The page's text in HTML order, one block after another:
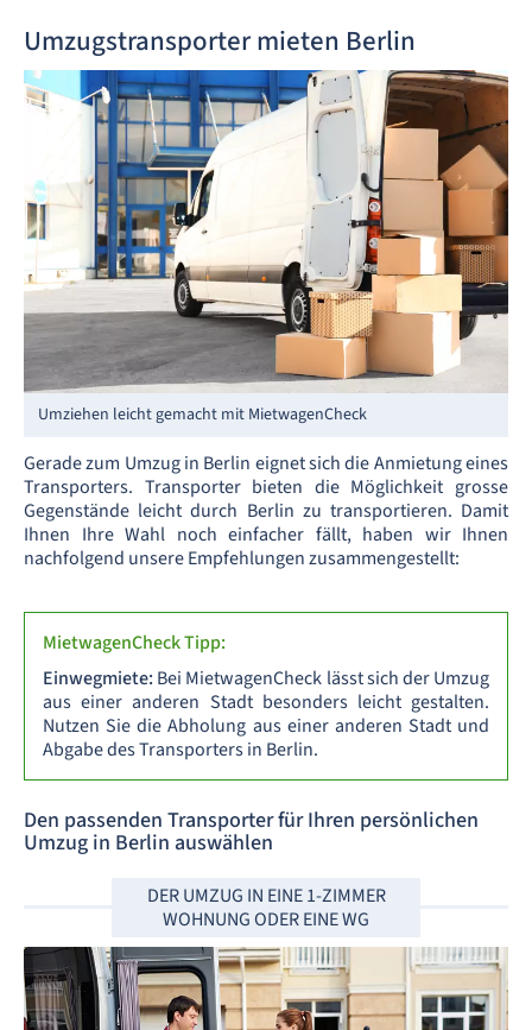
Umzugstransporter mieten Berlin
Umziehen leicht gemacht mit MietwagenCheck
Gerade zum Umzug in Berlin eignet sich die Anmietung eines
Transporters. Transporter bieten die Möglichkeit grosse
Gegenstände leicht durch Berlin zu transportieren. Damit
Ihnen Ihre Wahl noch einfacher fällt, haben wir Ihnen
nachfolgend unsere Empfehlungen zusammengestellt:
MietwagenCheck Tipp:
Einwegmiete: Bei MietwagenCheck lässt sich der Umzug
aus einer anderen Stadt besonders leicht gestalten.
Nutzen Sie die Abholung aus einer anderen Stadt und
Abgabe des Transporters in Berlin.
Den passenden Transporter für Ihren persönlichen
Umzug in Berlin auswählen
DER UMZUG IN EINE 1-ZIMMER
WOHNUNG ODER EINE WG